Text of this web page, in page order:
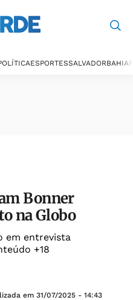
ESPORTESSALVADORBAHIA
Bonner
na Globo
em entrevista
+18
em 31/07/2025 - 14:43